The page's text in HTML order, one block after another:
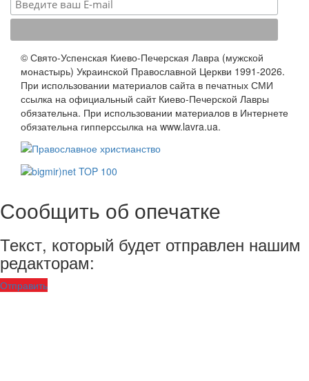
© Свято-Успенская Киево-Печерская Лавра (мужской
монастырь) Украинской Православной Церкви 1991-2026.
При использовании материалов сайта в печатных СМИ
ссылка на официальный сайт Киево-Печерской Лавры
обязательна. При использовании материалов в Интернете
обязательна гипперссылка на www.lavra.ua.
Сообщить об опечатке
Текст, который будет отправлен нашим
редакторам:
Отправить